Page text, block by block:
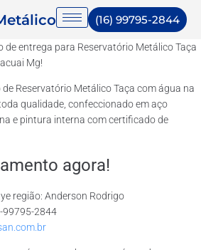
(16) 99795-2844
de entrega para Reservatório Metálico Taça
Mg!
Reservatório Metálico Taça com água na
qualidade, confeccionado em aço
e pintura interna com certificado de
agora!
região: Anderson Rodrigo
2844